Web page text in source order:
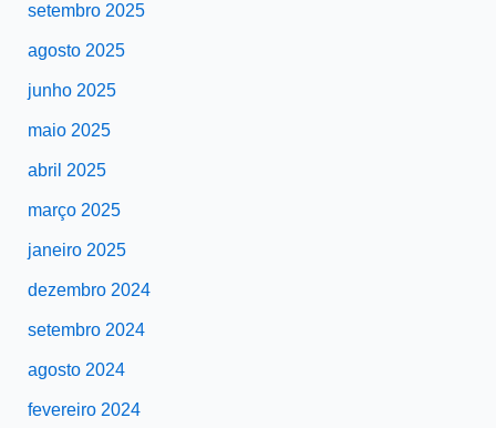
setembro 2025
agosto 2025
junho 2025
maio 2025
abril 2025
março 2025
janeiro 2025
dezembro 2024
setembro 2024
agosto 2024
fevereiro 2024